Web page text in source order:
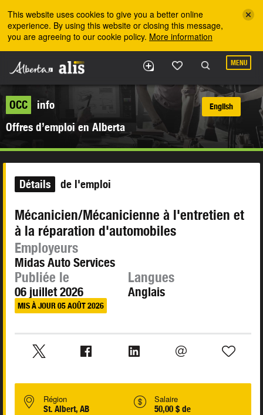
This website uses cookies to give you a better online
experience. By using this website or closing this message,
you are agreeing to our cookie policy. More information
MENU
OCC
info
Offres d’emploi en Alberta
English
Détails de l'emploi
Mécanicien/Mécanicienne à l'entretien et
à la réparation d'automobiles
Employeurs
Midas Auto Services
Publiée le
06 juillet 2026
MIS À JOUR 05 AOÛT 2026
Langues
Anglais
Région
St. Albert, AB
Salaire
50,00 $ de